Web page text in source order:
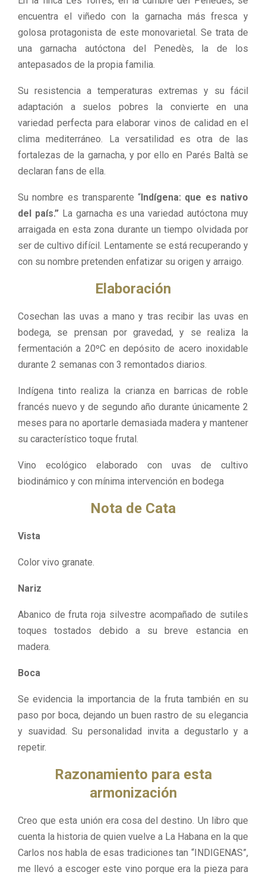
encuentra el viñedo con la garnacha más fresca y
golosa protagonista de este monovarietal. Se trata de
una garnacha autóctona del Penedès, la de los
antepasados de la propia familia.
Su resistencia a temperaturas extremas y su fácil
adaptación a suelos pobres la convierte en una
variedad perfecta para elaborar vinos de calidad en el
clima mediterráneo. La versatilidad es otra de las
fortalezas de la garnacha, y por ello en Parés Baltà se
declaran fans de ella.
Su nombre es transparente “Indígena: que es nativo
del país.”La garnacha es una variedad autóctona muy
arraigada en esta zona durante un tiempo olvidada por
ser de cultivo difícil. Lentamente se está recuperando y
con su nombre pretenden enfatizar su origen y arraigo.
Elaboración
Cosechan las uvas a mano y tras recibir las uvas en
bodega, se prensan por gravedad, y se realiza la
fermentación a 20ºC en depósito de acero inoxidable
durante 2 semanas con 3 remontados diarios.
Indígena tinto realiza la crianza en barricas de roble
francés nuevo y de segundo año durante únicamente 2
meses para no aportarle demasiada madera y mantener
su característico toque frutal.
Vino ecológico elaborado con uvas de cultivo
biodinámico y con mínima intervención en bodega
Nota de Cata
Vista
Color vivo granate.
Nariz
Abanico de fruta roja silvestre acompañado de sutiles
toques tostados debido a su breve estancia en
madera.
Boca
Se evidencia la importancia de la fruta también en su
paso por boca, dejando un buen rastro de su elegancia
y suavidad. Su personalidad invita a degustarlo y a
repetir.
Razonamiento para esta
armonización
Creo que esta unión era cosa del destino. Un libro que
cuenta la historia de quien vuelve a La Habana en la que
Carlos nos habla de esas tradiciones tan “INDIGENAS”,
me llevó a escoger este vino porque era la pieza para